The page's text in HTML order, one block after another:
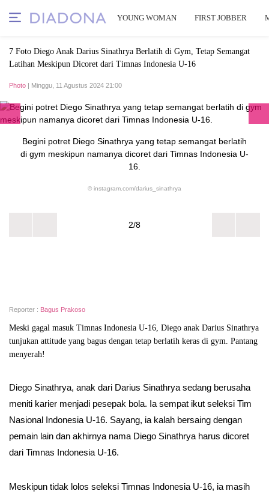
YOUNG WOMAN FIRST JOBBER
7 Foto Diego Anak Darius Sinathrya Berlatih di Gym, Tetap Semangat
Latihan Meskipun Dicoret dari Timnas Indonesia U-16
Photo | Minggu, 11 Agustus 2024 21:00
Begini potret Diego Sinathrya yang tetap semangat berlatih
di gym meskipun namanya dicoret dari Timnas Indonesia U-
16.
© instagram.com/darius_sinathrya
2/8
Reporter : Bagus Prakoso
Meski gagal masuk Timnas Indonesia U-16, Diego anak Darius Sinathrya
tunjukan attitude yang bagus dengan tetap berlatih keras di gym. Pantang
menyerah!
Diego Sinathrya, anak dari Darius Sinathrya sedang berusaha
meniti karier menjadi pesepak bola. Ia sempat ikut seleksi Tim
Nasional Indonesia U-16. Sayang, ia kalah bersaing dengan
pemain lain dan akhirnya nama Diego Sinathrya harus dicoret
dari Timnas Indonesia U-16.
Meskipun tidak lolos seleksi Timnas Indonesia U-16, ia masih